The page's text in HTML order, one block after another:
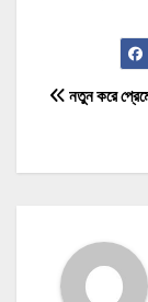
P
n
নতুন করে